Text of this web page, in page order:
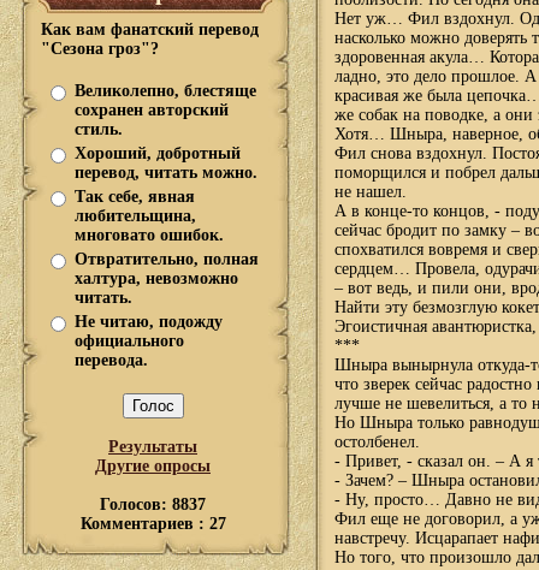
Как вам фанатский перевод
"Сезона гроз"?
Великолепно, блестяще
сохранен авторский
стиль.
Хороший, добротный
перевод, читать можно.
Так себе, явная
любительщина,
многовато ошибок.
Отвратительно, полная
халтура, невозможно
читать.
Не читаю, подожду
официального
перевода.
Результаты
Другие опросы
Голосов: 8837
Комментариев : 27
Нет уж… Фил вздохнул.
насколько можно
здоровенная акула…
ладно, это дело прошлое.
красивая же была
же собак на поводке, а
Хотя… Шныра, наверное,
Фил снова вздохнул.
поморщился и побрел
не нашел.
А в конце-то концов, -
сейчас бродит по замку –
спохватился вовремя и
сердцем… Провела,
– вот ведь, и пили они,
Найти эту безмозглую
Эгоистичная
***
Шныра вынырнула откуда-
что зверек сейчас
лучше не шевелиться, а то
Но Шныра только
остолбенел.
- Привет, - сказал он. – А я
- Зачем? – Шныра
- Ну, просто… Давно не
Фил еще не договорил, а
навстречу. Исцарапает
Но того, что произошло